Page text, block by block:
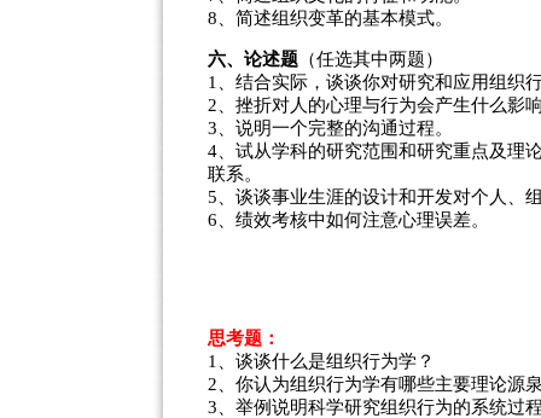
8、简述组织变革的基本模式。
六、论述题 （任选其中两题）
1、结合实际，谈谈你对研究和应用组织
2、挫折对人的心理与行为会产生什么影
3、说明一个完整的沟通过程。
4、试从学科的研究范围和研究重点及理
联系。
5、谈谈事业生涯的设计和开发对个人、
6、绩效考核中如何注意心理误差。
思考题：
1、谈谈什么是组织行为学？
2、你认为组织行为学有哪些主要理论源
3、举例说明科学研究组织行为的系统过